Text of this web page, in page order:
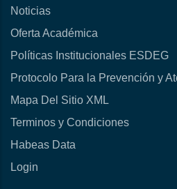
Noticias
Oferta Académica
Políticas Institucionales ESDEG
Protocolo Para la Prevención y
Mapa Del Sitio XML
Terminos y Condiciones
Habeas Data
Login